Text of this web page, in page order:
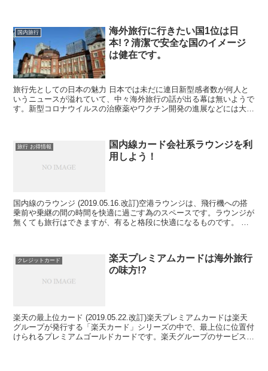
国内旅行
海外旅行に行きたい国1位は日
本!？清潔で安全な国のイメージ
は健在です。
旅行先としての日本の魅力 日本では未だに連日新型感者数が何人と
いうニュースが溢れていて、中々海外旅行の話が出る幕は無いようで
す。新型コロナウイルスの治療薬やワクチン開発の進展などには大い
旅行 お得情報
国内線カード会社系ラウンジを利
用しよう！
国内線のラウンジ (2019.05.16.改訂)空港ラウンジは、飛行機への搭
乗前や乗継の間の時間を快適に過ごす為のスペースです。ラウンジが
無くても旅行はできますが、有ると格段に快適になるものです。 ラ
クレジットカード
楽天プレミアムカードは海外旅行
の味方!?
楽天の最上位カード (2019.05.22.改訂)楽天プレミアムカードは楽天
グループが発行する「楽天カード」シリーズの中で、最上位に位置付
けられるプレミアムゴールドカードです。楽天グループのサービス利